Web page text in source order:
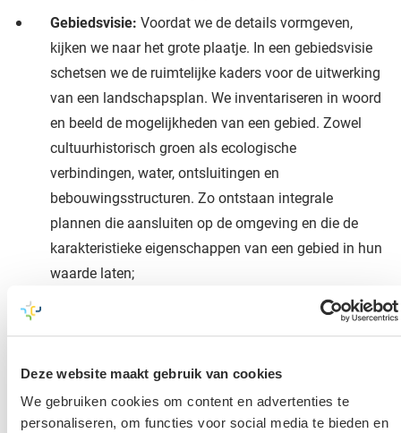
Deze website maakt gebruik van cookies
We gebruiken cookies om content en advertenties te
personaliseren, om functies voor social media te bieden en
Gebiedsvisie: Voordat we de details vormgeven,
kijken we naar het grote plaatje. In een gebiedsvisie
schetsen we de ruimtelijke kaders voor de uitwerking
van een landschapsplan. We inventariseren in woord
en beeld de mogelijkheden van een gebied. Zowel
cultuurhistorisch groen als ecologische
verbindingen, water, ontsluitingen en
bebouwingsstructuren. Zo ontstaan integrale
plannen die aansluiten op de omgeving en die de
karakteristieke eigenschappen van een gebied in hun
waarde laten;
Ruimtelijke
het gebied. Met een landschappelijk inpassingsplan
zorgen we dat een ontwikkeling goed in het